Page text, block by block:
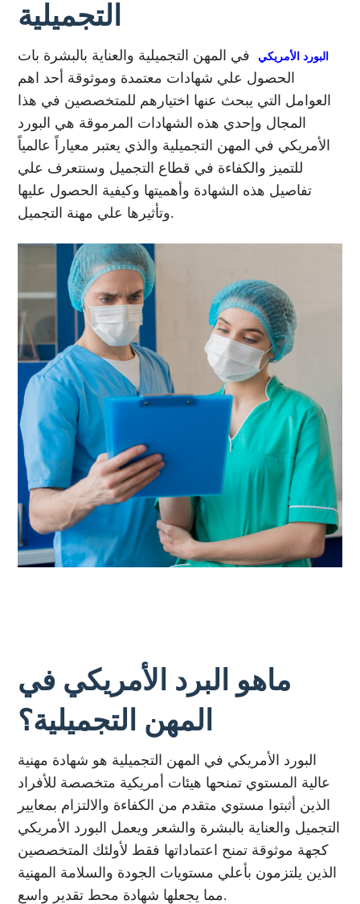
التجميلية
البورد الأمريكي
في المهن التجميلية والعناية بالبشرة بات
الحصول علي شهادات معتمدة وموثوقة أحد اهم
العوامل التي يبحث عنها اختيارهم للمتخصصين في هذا
المجال وإحدي هذه الشهادات المرموقة هي البورد
الأمريكي في المهن التجميلية والذي يعتبر معياراً عالمياً
للتميز والكفاءة في قطاع التجميل وسنتعرف علي
تفاصيل هذه الشهادة وأهميتها وكيفية الحصول عليها
وتأثيرها علي مهنة التجميل.
ماهو البرد الأمريكي في
المهن التجميلية؟
البورد الأمريكي في المهن التجميلية هو شهادة مهنية
عالية المستوي تمنحها هيئات أمريكية متخصصة للأفراد
الذين أثبتوا مستوي متقدم من الكفاءة والالتزام بمعايير
التجميل والعناية بالبشرة والشعر ويعمل البورد الأمريكي
كجهة موثوقة تمنح اعتماداتها فقط لأولئك المتخصصين
الذين يلتزمون بأعلي مستويات الجودة والسلامة المهنية
مما يجعلها شهادة محط تقدير واسع.